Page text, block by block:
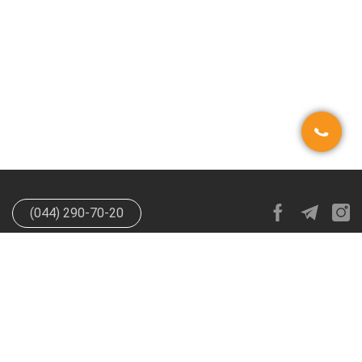
(044) 290-70-20